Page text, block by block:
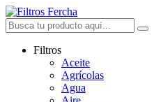
Filtros
Aceite
Agrícolas
Agua